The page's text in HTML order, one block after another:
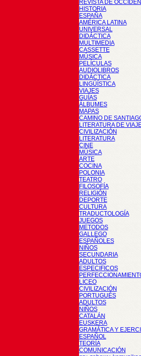
REVISTA DE
HISTORIA
ESPAÑA
AMÉRICA LATINA
UNIVERSAL
DIDÁCTICA
MULTIMEDIA
CASSETTE
MÚSICA
PELÍCULAS
AUDIOLIBROS
DIDÁCTICA
LINGÜÍSTICA
VIAJES
GUÍAS
ÁLBUMES
MAPAS
CAMINO DE
LITERATURA DE
CIVILIZACIÓN
LITERATURA
CINE
MÚSICA
ARTE
COCINA
POLONIA
TEATRO
FILOSOFÍA
RELIGIÓN
DEPORTE
CULTURA
TRADUCTOLOGÍA
JUEGOS
METODOS
GALLEGO
ESPAÑOLES
NIÑOS
SECUNDARIA
ADULTOS
ESPECIFICOS
LICEO
CIVILIZACIÓN
PORTUGUÉS
ADULTOS
NIÑOS
CATALÁN
EUSKERA
GRAMÁTICA Y
ESPAÑOL
TEORÍA
COMUNICACIÓN